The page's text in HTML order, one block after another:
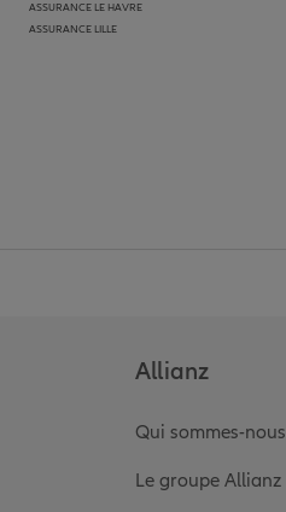
ASSURANCE LE HAVRE
ASSURANCE LILLE
Allianz
Qui sommes-nous
Le groupe Allianz